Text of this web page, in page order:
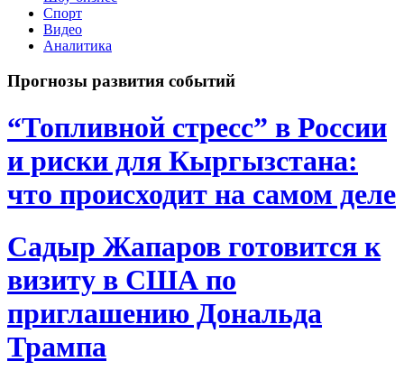
Спорт
Видео
Аналитика
Прогнозы развития событий
“Топливной стресс” в России
и риски для Кыргызстана:
что происходит на самом деле
Садыр Жапаров готовится к
визиту в США по
приглашению Дональда
Трампа